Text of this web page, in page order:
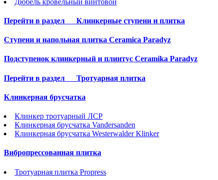
Перейти в раздел Клинкерные ступени и плитка
Cтупени и напольная плитка Ceramica Paradyz
Подступенок клинкерный и плинтус Ceramika Paradyz
Перейти в раздел Тротуарная плитка
Клинкерная брусчатка
Клинкер тротуарный ЛСР
Клинкерная брусчатка Vandersanden
Клинкерная брусчатка Westerwalder Klinker
Вибропрессованная плитка
Тротуарная плитка Propress